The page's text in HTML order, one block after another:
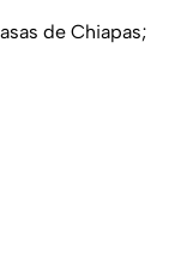
de Chiapas;